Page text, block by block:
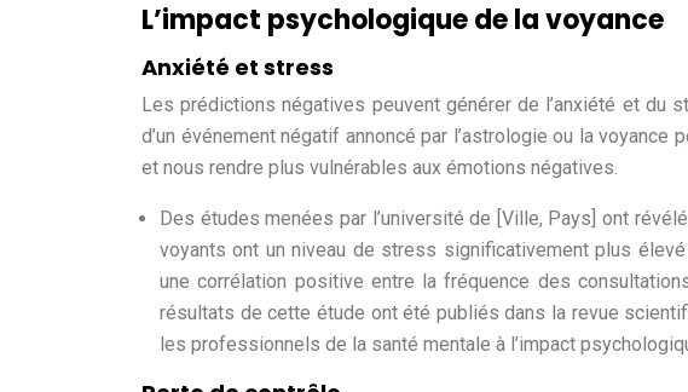
L’impact psychologique de la voyance
Anxiété et stress
Les prédictions négatives peuvent générer de l’anxiété et du
d’un événement négatif annoncé par l’astrologie ou la
et nous rendre plus vulnérables aux émotions négatives.
Des études menées par l’université de [Ville, Pays] ont
voyants ont un niveau de stress significativement plus
une corrélation positive entre la fréquence des
résultats de cette étude ont été publiés dans la revue
les professionnels de la santé mentale à l’impact